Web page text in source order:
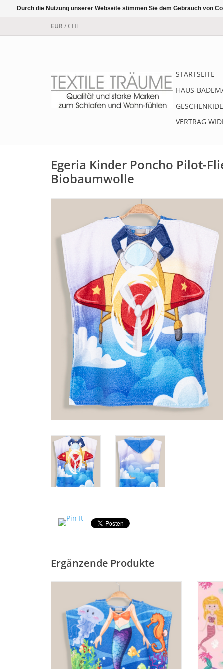
EUR/CHF
STARTSEITE
HAUS-
VERTRAG
Egeria Kinder Poncho Pilot-
Biobaumwolle
Ergänzende Produkte
Egeria Kinderponcho Mermaid aus 100 %
Bio-baumwolle mit Kapuze und
Seitenschlitzen. One siize für Kinder von 5-
6 Jahren
ZUM WARENKORB HINZUFÜGEN
Tuch
Durch die Nutzung unserer Webseite stimmen Sie dem Gebrauch von